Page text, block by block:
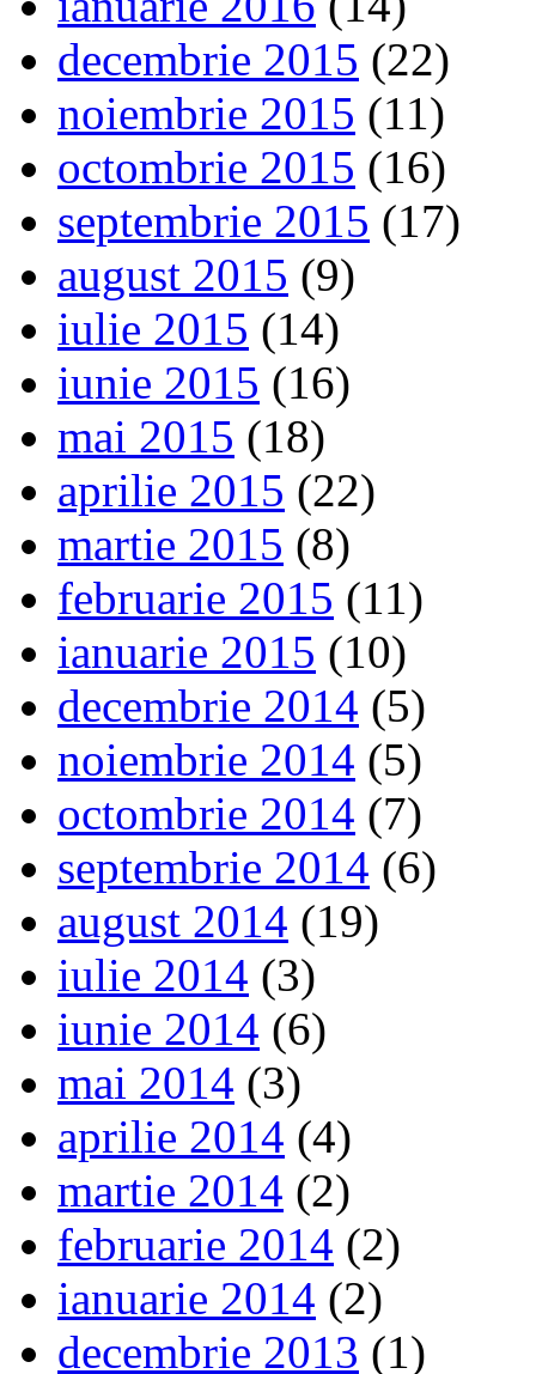
decembrie 2015 (22)
noiembrie 2015 (11)
octombrie 2015 (16)
septembrie 2015 (17)
august 2015 (9)
iulie 2015 (14)
iunie 2015 (16)
mai 2015 (18)
aprilie 2015 (22)
martie 2015 (8)
februarie 2015 (11)
ianuarie 2015 (10)
decembrie 2014 (5)
noiembrie 2014 (5)
octombrie 2014 (7)
septembrie 2014 (6)
august 2014 (19)
iulie 2014 (3)
iunie 2014 (6)
mai 2014 (3)
aprilie 2014 (4)
martie 2014 (2)
februarie 2014 (2)
ianuarie 2014 (2)
decembrie 2013 (1)